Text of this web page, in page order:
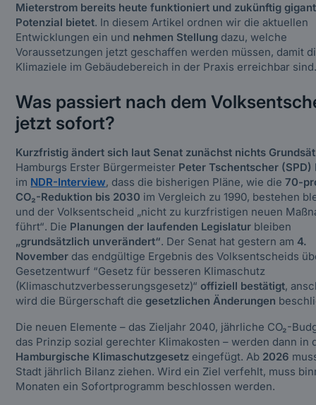
Mieterstrom bereits heute funktioniert und zukünftig
Potenzial bietet. In diesem Artikel ordnen wir die aktuellen
Entwicklungen ein und nehmen Stellung dazu, welche
Voraussetzungen jetzt geschaffen werden müssen, damit
Klimaziele im Gebäudebereich in der Praxis erreichbar
Was passiert nach dem
jetzt sofort?
Kurzfristig ändert sich laut Senat zunächst nichts
Hamburgs Erster Bürgermeister Peter Tschentscher (SPD)
im NDR-Interview, dass die bisherigen Pläne, wie die70-
CO₂-Reduktion bis 2030 im Vergleich zu 1990, bestehen
und der Volksentscheid „nicht zu kurzfristigen neuen
führt“. Die Planungen der laufenden Legislatur bleiben
„grundsätzlich unverändert“. Der Senat hat gestern am 4.
November das endgültige Ergebnis des Volksentscheids
Gesetzentwurf “Gesetz für besseren Klimaschutz
(Klimaschutzverbesserungsgesetz)“offiziell bestätigt,
wird die Bürgerschaft diegesetzlichen Änderungen
Die neuen Elemente – das Zieljahr 2040, jährliche CO₂-
das Prinzip sozial gerechter Klimakosten – werden dann in
Hamburgische Klimaschutzgesetz eingefügt. Ab 2026
Stadt jährlich Bilanz ziehen. Wird ein Ziel verfehlt, muss
Monaten ein Sofortprogramm beschlossen werden.